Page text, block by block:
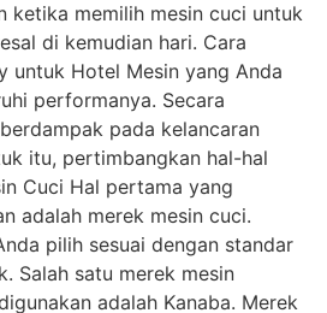
ketika memilih mesin cuci untuk
di kemudian hari. Cara
untuk Hotel Mesin yang Anda
performanya. Secara
pada kelancaran
itu, pertimbangkan hal-hal
Cuci Hal pertama yang
adalah merek mesin cuci.
pilih sesuai dengan standar
Salah satu merek mesin
adalah Kanaba. Merek